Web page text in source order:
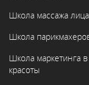
Школа массажа
Школа
Школа маркетинга
красоты